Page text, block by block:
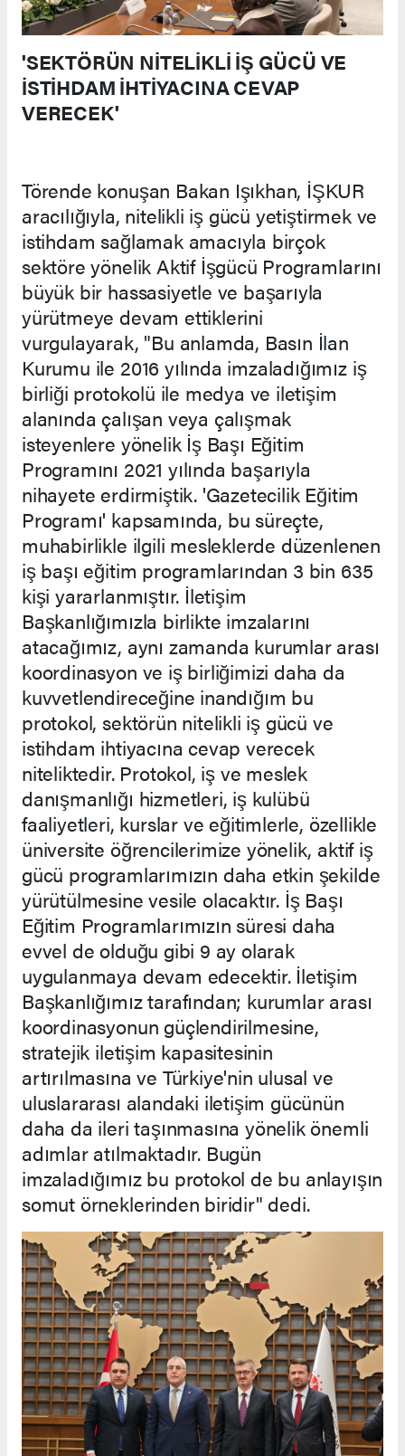
'SEKTÖRÜN NİTELİKLİ İŞ GÜCÜ VE
İSTİHDAM İHTİYACINA CEVAP
VERECEK'
Törende konuşan Bakan Işıkhan, İŞKUR
aracılığıyla, nitelikli iş gücü yetiştirmek ve
istihdam sağlamak amacıyla birçok
sektöre yönelik Aktif İşgücü Programlarını
büyük bir hassasiyetle ve başarıyla
yürütmeye devam ettiklerini
vurgulayarak, "Bu anlamda, Basın İlan
Kurumu ile 2016 yılında imzaladığımız iş
birliği protokolü ile medya ve iletişim
alanında çalışan veya çalışmak
isteyenlere yönelik İş Başı Eğitim
Programını 2021 yılında başarıyla
nihayete erdirmiştik. 'Gazetecilik Eğitim
Programı' kapsamında, bu süreçte,
muhabirlikle ilgili mesleklerde düzenlenen
iş başı eğitim programlarından 3 bin 635
kişi yararlanmıştır. İletişim
Başkanlığımızla birlikte imzalarını
atacağımız, aynı zamanda kurumlar arası
koordinasyon ve iş birliğimizi daha da
kuvvetlendireceğine inandığım bu
protokol, sektörün nitelikli iş gücü ve
istihdam ihtiyacına cevap verecek
niteliktedir. Protokol, iş ve meslek
danışmanlığı hizmetleri, iş kulübü
faaliyetleri, kurslar ve eğitimlerle, özellikle
üniversite öğrencilerimize yönelik, aktif iş
gücü programlarımızın daha etkin şekilde
yürütülmesine vesile olacaktır. İş Başı
Eğitim Programlarımızın süresi daha
evvel de olduğu gibi 9 ay olarak
uygulanmaya devam edecektir. İletişim
Başkanlığımız tarafından; kurumlar arası
koordinasyonun güçlendirilmesine,
stratejik iletişim kapasitesinin
artırılmasına ve Türkiye'nin ulusal ve
uluslararası alandaki iletişim gücünün
daha da ileri taşınmasına yönelik önemli
adımlar atılmaktadır. Bugün
imzaladığımız bu protokol de bu anlayışın
somut örneklerinden biridir" dedi.